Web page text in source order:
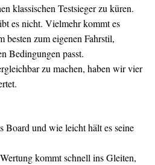
klassischen Testsieger zu küren.
es nicht. Vielmehr kommt es
besten zum eigenen Fahrstil,
Bedingungen passt.
zu machen, haben wir vier
Board und wie leicht hält es seine
kommt schnell ins Gleiten,